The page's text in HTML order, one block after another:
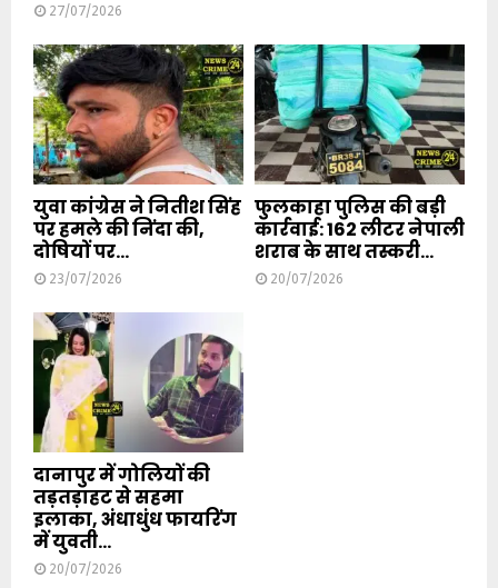
27/07/2026
युवा कांग्रेस ने नितीश सिंह
पर हमले की निंदा की,
दोषियों पर...
23/07/2026
फुलकाहा पुलिस की बड़ी
कार्रवाई: 162 लीटर नेपाली
शराब के साथ तस्करी...
20/07/2026
दानापुर में गोलियों की
तड़तड़ाहट से सहमा
इलाका, अंधाधुंध फायरिंग
में युवती...
20/07/2026